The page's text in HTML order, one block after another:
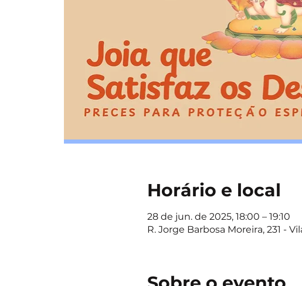
Horário e local
28 de jun. de 2025, 18:00 – 19:10
R. Jorge Barbosa Moreira, 231 -